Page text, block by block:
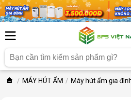
MÁY HÚT ẨM Máy hút ẩm gia